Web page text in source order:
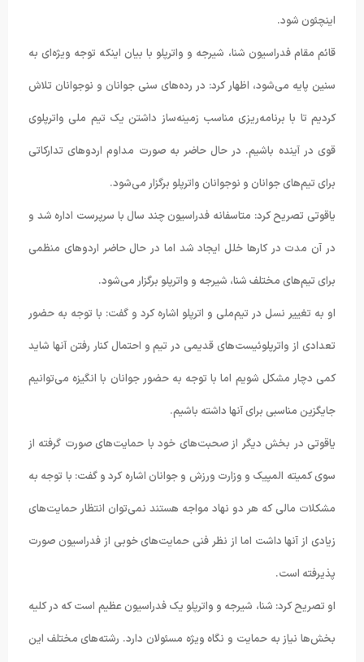
اینچئون شود.
قائم مقام فدراسیون شنا، شیرجه و واترپلو با بیان اینکه توجه ویژه‌ای به
سنین پایه می‌شود، اظهار کرد: در رده‌های سنی جوانان و نوجوانان تلاش
کردیم تا با برنامه‌ریزی مناسب زمینه‌ساز داشتن یک تیم ملی واترپلوی
قوی در آینده باشیم. در حال حاضر به صورت مداوم اردوهای تدارکاتی
برای تیم‌های جوانان و نوجوانان واترپلو برگزار می‌شود.
یاقوتی تصریح کرد: متاسفانه فدراسیون چند سال با سرپرست اداره شد و
در آن مدت در کارها خلل ایجاد شد اما در حال حاضر اردوهای منظمی
برای تیم‌های مختلف شنا، شیرجه و واترپلو برگزار می‌شود.
او به تغییر نسل در تیم‌ملی و اترپلو اشاره کرد و گفت: با توجه به حضور
تعدادی از واترپلوئیست‌های قدیمی در تیم و احتمال کنار رفتن آنها شاید
کمی دچار مشکل شویم اما با توجه به حضور جوانان با انگیزه می‌توانیم
جایگزین مناسبی برای آنها داشته باشیم.
یاقوتی در بخش دیگر از صحبت‌های خود با حمایت‌های صورت گرفته از
سوی کمیته المپیک و وزارت ورزش و جوانان اشاره کرد و گفت: با توجه به
مشکلات مالی که هر دو نهاد مواجه هستند نمی‌توان انتظار حمایت‌های
زیادی از آنها داشت اما از نظر فنی حمایت‌های خوبی از فدراسیون صورت
پذیرفته است.
او تصریح کرد: شنا، شیرجه و واترپلو یک فدراسیون عظیم است که در کلیه
بخش‌ها نیاز به حمایت و نگاه ویژه مسئولان دارد. رشته‌های مختلف این